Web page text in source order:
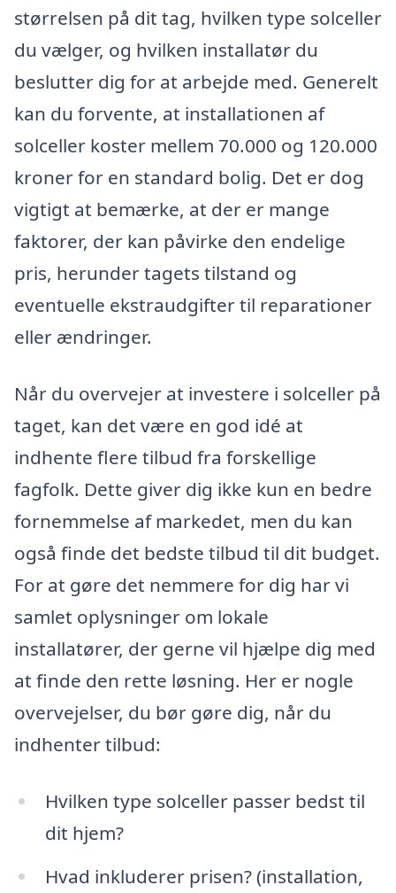
størrelsen på dit tag, hvilken type solceller
du vælger, og hvilken installatør du
beslutter dig for at arbejde med. Generelt
kan du forvente, at installationen af
solceller koster mellem 70.000 og 120.000
kroner for en standard bolig. Det er dog
vigtigt at bemærke, at der er mange
faktorer, der kan påvirke den endelige
pris, herunder tagets tilstand og
eventuelle ekstraudgifter til reparationer
eller ændringer.
Når du overvejer at investere i solceller på
taget, kan det være en god idé at
indhente flere tilbud fra forskellige
fagfolk. Dette giver dig ikke kun en bedre
fornemmelse af markedet, men du kan
også finde det bedste tilbud til dit budget.
For at gøre det nemmere for dig har vi
samlet oplysninger om lokale
installatører, der gerne vil hjælpe dig med
at finde den rette løsning. Her er nogle
overvejelser, du bør gøre dig, når du
indhenter tilbud:
Hvilken type solceller passer bedst til
dit hjem?
Hvad inkluderer prisen? (installation,